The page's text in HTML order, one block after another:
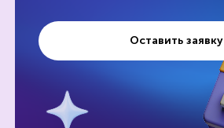
Оставить заявку